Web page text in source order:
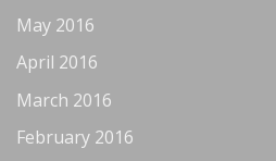
May 2016
April 2016
March 2016
February 2016